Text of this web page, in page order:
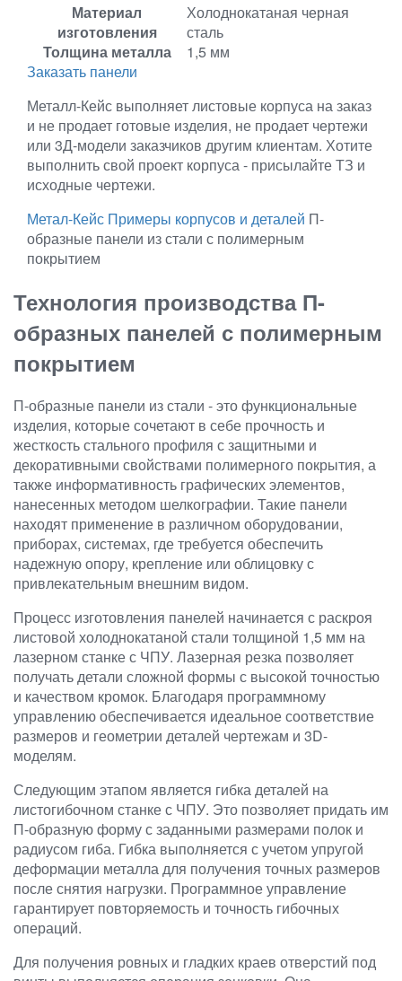
Материал
изготовления
Холоднокатаная черная
сталь
Толщина металла
1,5 мм
Заказать панели
Металл-Кейс выполняет листовые корпуса на заказ
и не продает готовые изделия, не продает чертежи
или 3Д-модели заказчиков другим клиентам. Хотите
выполнить свой проект корпуса - присылайте ТЗ и
исходные чертежи.
Метал-Кейс Примеры корпусов и деталей П-
образные панели из стали с полимерным
покрытием
Технология производства П-
образных панелей с полимерным
покрытием
П-образные панели из стали - это функциональные
изделия, которые сочетают в себе прочность и
жесткость стального профиля с защитными и
декоративными свойствами полимерного покрытия, а
также информативность графических элементов,
нанесенных методом шелкографии. Такие панели
находят применение в различном оборудовании,
приборах, системах, где требуется обеспечить
надежную опору, крепление или облицовку с
привлекательным внешним видом.
Процесс изготовления панелей начинается с раскроя
листовой холоднокатаной стали толщиной 1,5 мм на
лазерном станке с ЧПУ. Лазерная резка позволяет
получать детали сложной формы с высокой точностью
и качеством кромок. Благодаря программному
управлению обеспечивается идеальное соответствие
размеров и геометрии деталей чертежам и 3D-
моделям.
Следующим этапом является гибка деталей на
листогибочном станке с ЧПУ. Это позволяет придать им
П-образную форму с заданными размерами полок и
радиусом гиба. Гибка выполняется с учетом упругой
деформации металла для получения точных размеров
после снятия нагрузки. Программное управление
гарантирует повторяемость и точность гибочных
операций.
Для получения ровных и гладких краев отверстий под